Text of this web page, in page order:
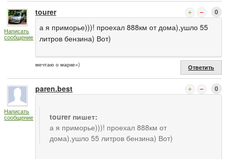
Написать
сообщение
tourer 0
а я приморье)))! проехал 888км от дома),ушло 55
литров бензина) Вот)
мечтаю о марке=) Ответить
Написать
сообщение
paren.best 0
tourer пишет:
а я приморье)))! проехал 888км от
дома),ушло 55 литров бензина) Вот)